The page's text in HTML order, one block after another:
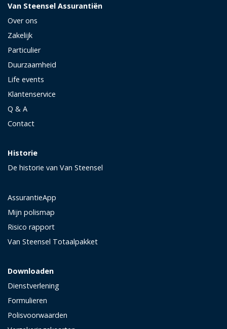
Van Steensel Assurantiën
Over ons
Zakelijk
Particulier
Duurzaamheid
Life events
Klantenservice
Q & A
Contact
Historie
De historie van Van Steensel
AssurantieApp
Mijn polismap
Risico rapport
Van Steensel Totaalpakket
Downloaden
Dienstverlening
Formulieren
Polisvoorwaarden